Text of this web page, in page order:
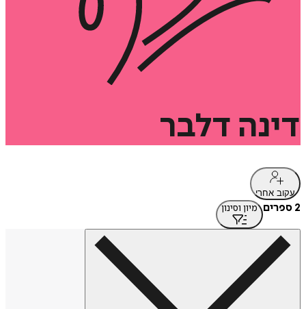
דינה דלבר
עקוב אחרי
2 ספרים מיון וסינון